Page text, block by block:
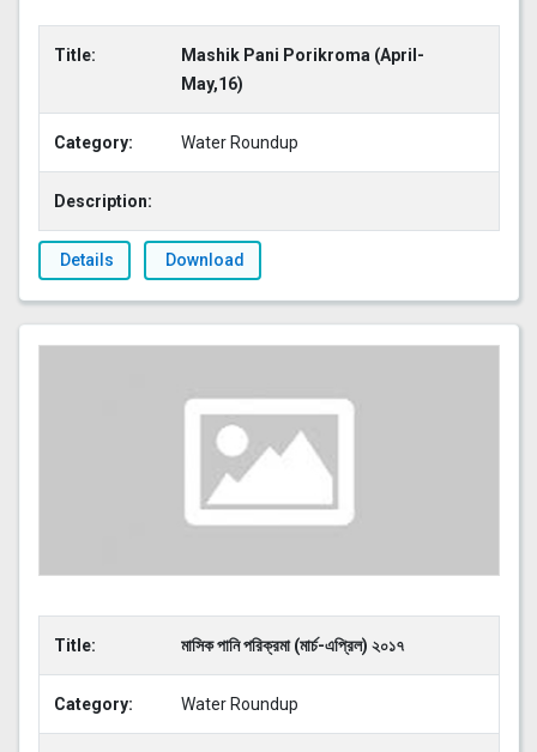
Title:
Mashik Pani Porikroma (April-
May,16)
Category: Water Roundup
Description:
Details Download
Title: মাসিক পানি পরিক্রমা (মার্চ-এপ্রিল) ২০১৭
Category: Water Roundup